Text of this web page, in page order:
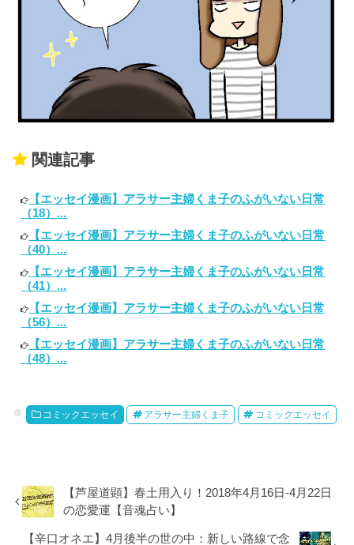
関連記事
【エッセイ漫画】アラサー主婦くま子のふがいない日常
（18）...
【エッセイ漫画】アラサー主婦くま子のふがいない日常
（40）...
【エッセイ漫画】アラサー主婦くま子のふがいない日常
（41）...
【エッセイ漫画】アラサー主婦くま子のふがいない日常
（56）...
【エッセイ漫画】アラサー主婦くま子のふがいない日常
（48）...
コミックエッセイ アラサー主婦くま子 コミックエッセイ
【芦屋道顕】春土用入り！2018年4月16日-4月22日
の恋愛運【音魂占い】
【辛口オネエ】4月後半の世の中：新しい路線で念